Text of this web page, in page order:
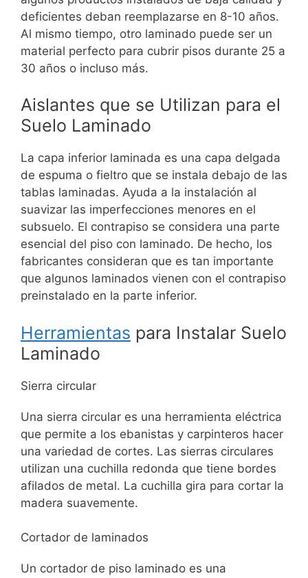
deficientes deban reemplazarse en 8-10 años.
Al mismo tiempo, otro laminado puede ser un
material perfecto para cubrir pisos durante 25 a
30 años o incluso más.
Aislantes que se Utilizan para el
Suelo Laminado
La capa inferior laminada es una capa delgada
de espuma o fieltro que se instala debajo de las
tablas laminadas. Ayuda a la instalación al
suavizar las imperfecciones menores en el
subsuelo. El contrapiso se considera una parte
esencial del piso con laminado. De hecho, los
fabricantes consideran que es tan importante
que algunos laminados vienen con el contrapiso
preinstalado en la parte inferior.
Herramientas para Instalar Suelo
Laminado
Sierra circular
Una sierra circular es una herramienta eléctrica
que permite a los ebanistas y carpinteros hacer
una variedad de cortes. Las sierras circulares
utilizan una cuchilla redonda que tiene bordes
afilados de metal. La cuchilla gira para cortar la
madera suavemente.
Cortador de laminados
Un cortador de piso laminado es una